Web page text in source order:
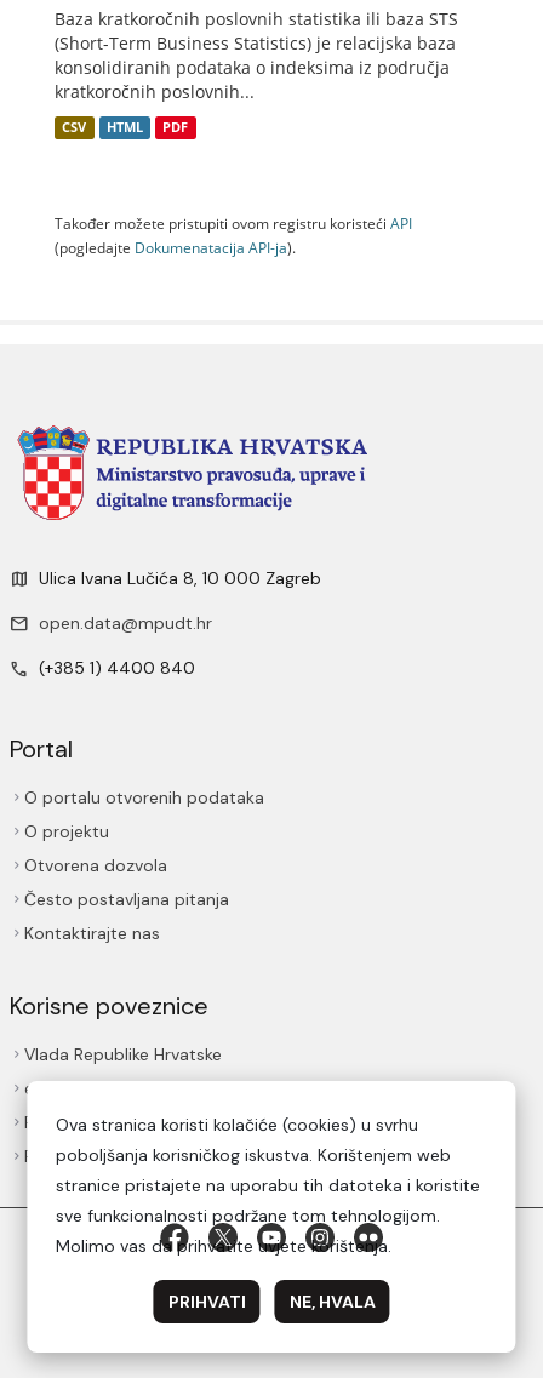
Baza kratkoročnih poslovnih statistika ili baza STS
(Short-Term Business Statistics) je relacijska baza
konsolidiranih podataka o indeksima iz područja
kratkoročnih poslovnih...
CSV HTML PDF
Također možete pristupiti ovom registru koristeći API
(pogledajte Dokumenаtаcijа API-jа).